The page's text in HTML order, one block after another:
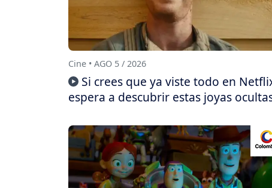
Cine • AGO 5 / 2026
Si crees que ya viste todo en
espera a descubrir estas joyas